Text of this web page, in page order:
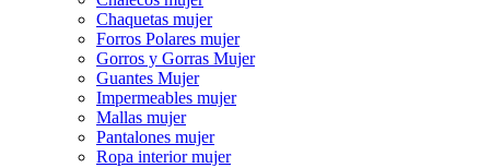
Chaquetas mujer
Forros Polares mujer
Gorros y Gorras Mujer
Guantes Mujer
Impermeables mujer
Mallas mujer
Pantalones mujer
Ropa interior mujer